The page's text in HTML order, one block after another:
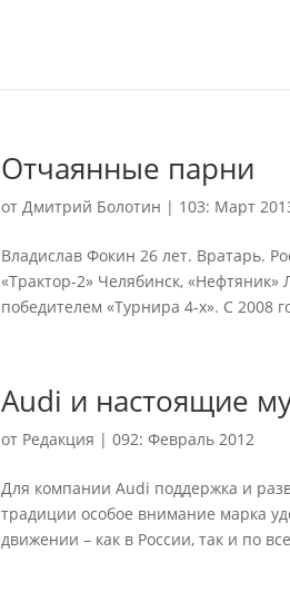
Отчаянные парни
от Дмитрий Болотин | 103: Март
Владислав Фокин 26 лет. Вратарь.
«Трактор-2» Челябинск,
победителем «Турнира 4-х». С 2008
Audi и настоящие
от Редакция | 092: Февраль 2012
Для компании Аudi поддержка и
традиции особое внимание марка
движении – как в России, так и по